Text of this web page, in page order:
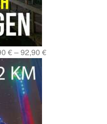
€–92,90 €